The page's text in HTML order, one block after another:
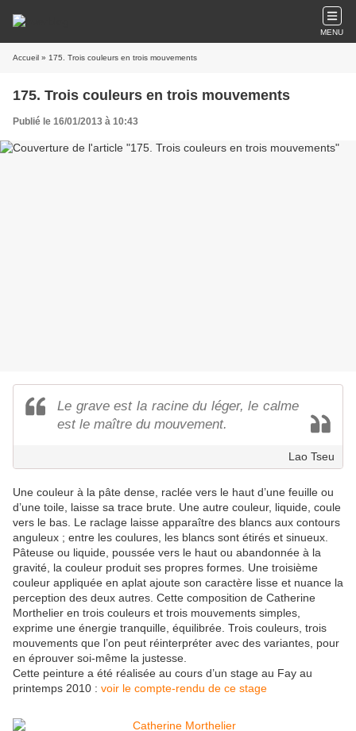
MENU
Accueil » 175. Trois couleurs en trois mouvements
175. Trois couleurs en trois mouvements
Publié le 16/01/2013 à 10:43
Le grave est la racine du léger, le calme
est le maître du mouvement.
Lao Tseu
Une couleur à la pâte dense, raclée vers le haut d’une feuille ou
d’une toile, laisse sa trace brute. Une autre couleur, liquide, coule
vers le bas. Le raclage laisse apparaître des blancs aux contours
anguleux ; entre les coulures, les blancs sont étirés et sinueux.
Pâteuse ou liquide, poussée vers le haut ou abandonnée à la
gravité, la couleur produit ses propres formes. Une troisième
couleur appliquée en aplat ajoute son caractère lisse et nuance la
perception des deux autres. Cette composition de Catherine
Morthelier en trois couleurs et trois mouvements simples,
exprime une énergie tranquille, équilibrée. Trois couleurs, trois
mouvements que l’on peut réinterpréter avec des variantes, pour
en éprouver soi-même la justesse.
Cette peinture a été réalisée au cours d’un stage au Fay au
printemps 2010 : voir le compte-rendu de ce stage